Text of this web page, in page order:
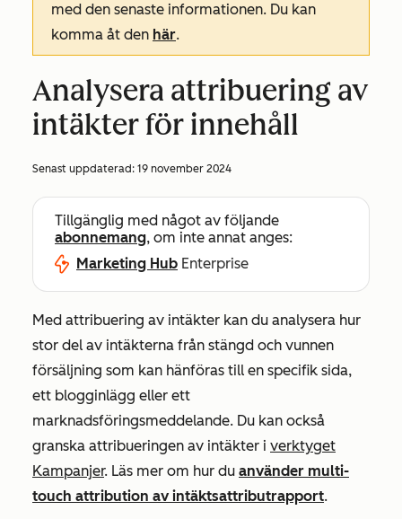
med den senaste informationen. Du kan
komma åt den här.
Analysera attribuering av
intäkter för innehåll
Senast uppdaterad: 19 november 2024
Tillgänglig med något av följande
abonnemang, om inte annat anges:
Marketing Hub Enterprise
Med attribuering av intäkter kan du analysera hur
stor del av intäkterna från stängd och vunnen
försäljning som kan hänföras till en specifik sida,
ett blogginlägg eller ett
marknadsföringsmeddelande. Du kan också
granska attribueringen av intäkter i verktyget
Kampanjer. Läs mer om hur du använder multi-
touch attribution av intäktsattributrapport.